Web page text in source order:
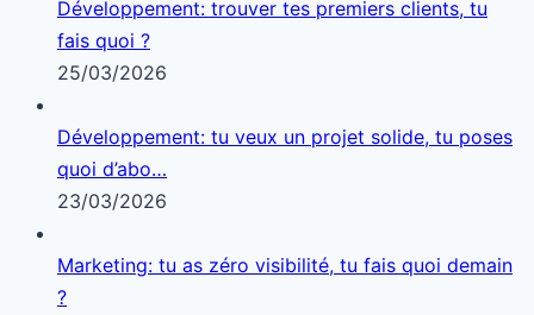
Développement: trouver tes premiers clients, tu
fais quoi ?
25/03/2026
Développement: tu veux un projet solide, tu poses
quoi d’abo…
23/03/2026
Marketing: tu as zéro visibilité, tu fais quoi demain
?